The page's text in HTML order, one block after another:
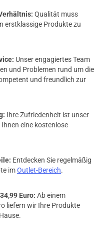
Qualität muss
erstklassige Produkte zu
Unser engagiertes Team
und Problemen rund um die
und freundlich zur
Ihre Zufriedenheit ist unser
eine kostenlose
Entdecken Sie regelmäßig
imOutlet-Bereich.
Euro: Ab einem
liefern wir Ihre Produkte